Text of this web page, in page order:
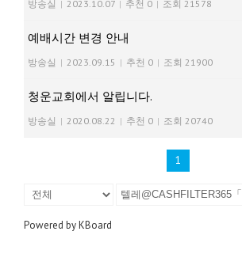
방송실 | 2023.10.07 | 추천 0 | 조회 21578
예배시간 변경 안내
방송실 | 2023.09.15 | 추천 0 | 조회 21900
청운교회에서 알립니다.
방송실 | 2020.08.22 | 추천 0 | 조회 20740
1
Powered by KBoard